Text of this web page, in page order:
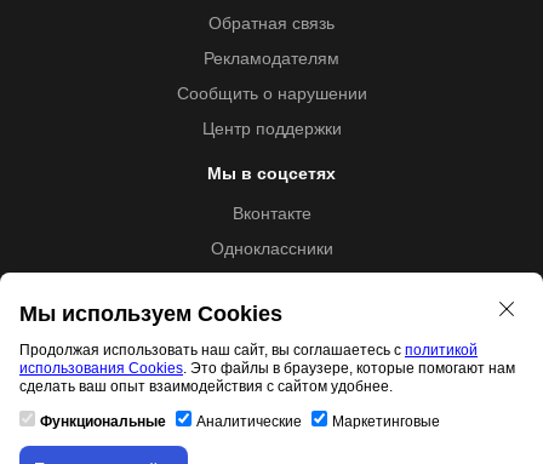
Обратная связь
Рекламодателям
Сообщить о нарушении
Центр поддержки
Мы в соцсетях
Вконтакте
Одноклассники
Образовательная лицензия №5257 от 09.09.2020 (Л035-
01253-67/00192487)
Мы используем Cookies
Продолжая использовать наш сайт, вы соглашаетесь с политикой
использования Cookies. Это файлы в браузере, которые помогают нам
сделать ваш опыт взаимодействия с сайтом удобнее.
Функциональные Аналитические Маркетинговые